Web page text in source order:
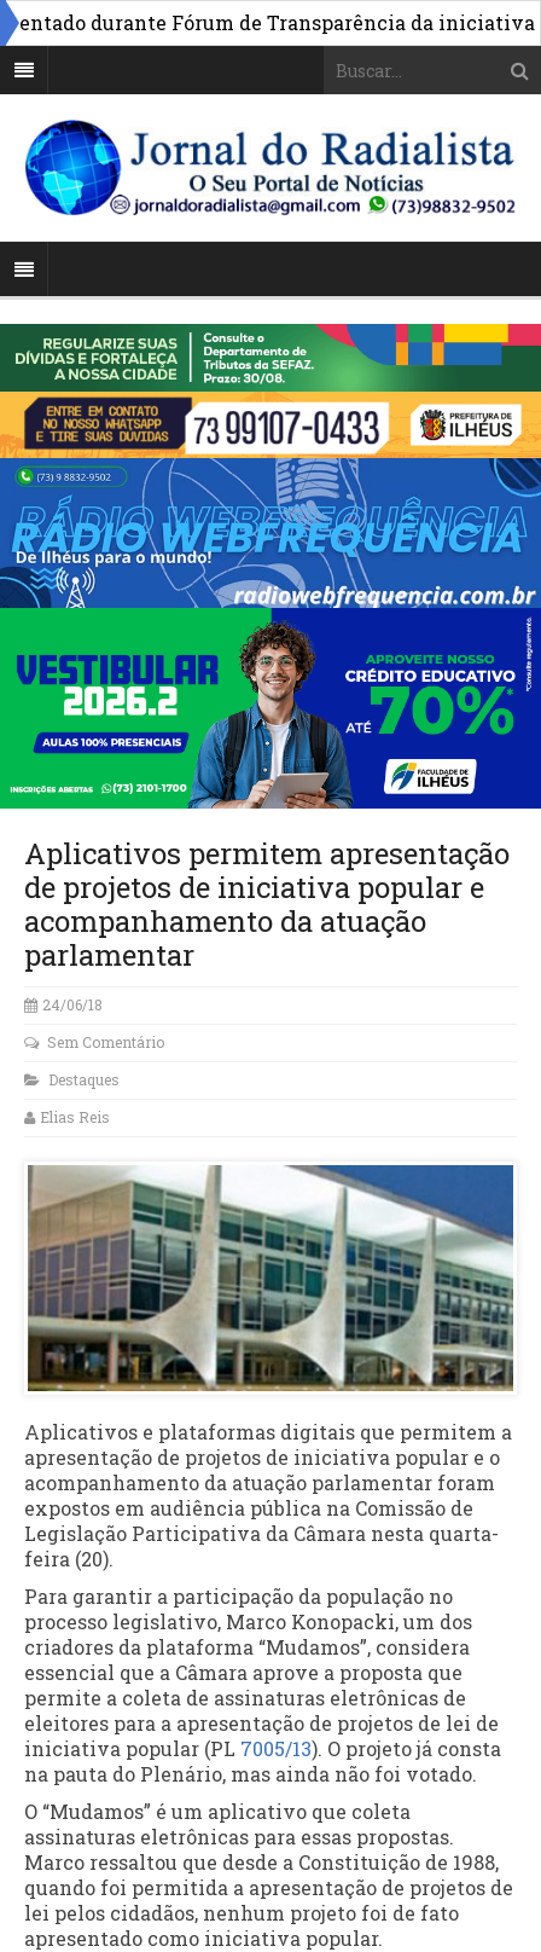
durante Fórum de Transparência da iniciativa em
Aplicativos permitem apresentação
de projetos de iniciativa popular e
acompanhamento da atuação
parlamentar
24/06/18
Sem Comentário
Destaques
Elias Reis
Aplicativos e plataformas digitais que permitem a
apresentação de projetos de iniciativa popular e o
acompanhamento da atuação parlamentar foram
expostos em audiência pública na Comissão de
Legislação Participativa da Câmara nesta quarta-
feira (20).
Para garantir a participação da população no
processo legislativo, Marco Konopacki, um dos
criadores da plataforma “Mudamos”, considera
essencial que a Câmara aprove a proposta que
permite a coleta de assinaturas eletrônicas de
eleitores para a apresentação de projetos de lei de
iniciativa popular (PL 7005/13). O projeto já consta
na pauta do Plenário, mas ainda não foi votado.
O “Mudamos” é um aplicativo que coleta
assinaturas eletrônicas para essas propostas.
Marco ressaltou que desde a Constituição de 1988,
quando foi permitida a apresentação de projetos de
lei pelos cidadãos, nenhum projeto foi de fato
apresentado como iniciativa popular.